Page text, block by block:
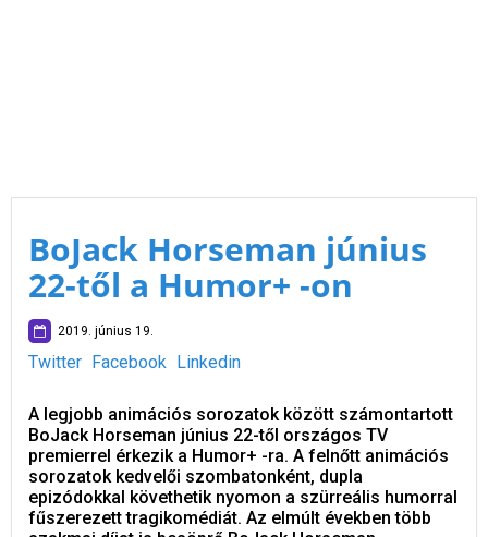
BoJack Horseman június
22-től a Humor+ -on
2019. június 19.
Twitter Facebook Linkedin
A legjobb animációs sorozatok között számontartott
BoJack Horseman június 22-től országos TV
premierrel érkezik a Humor+ -ra. A felnőtt animációs
sorozatok kedvelői szombatonként, dupla
epizódokkal követhetik nyomon a szürreális humorral
fűszerezett tragikomédiát. Az elmúlt években több